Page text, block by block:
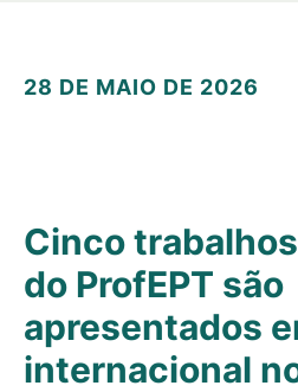
28 DE MAIO DE 2026
Cinco
do ProfEPT são
apresentados
internacional